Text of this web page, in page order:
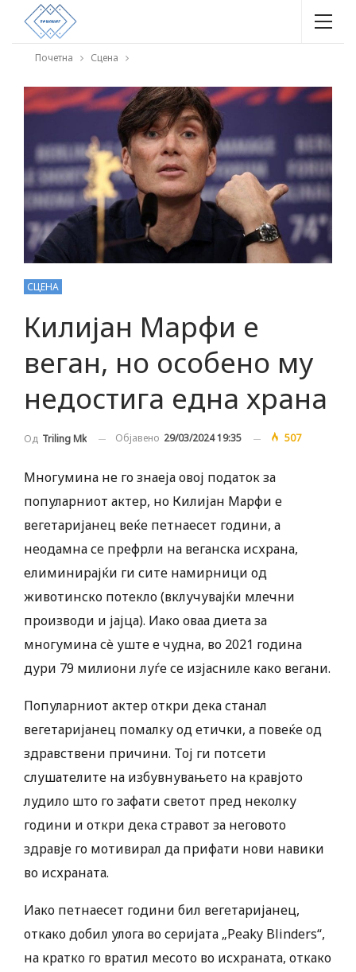
Почетна Сцена
СЦЕНА
Килијан Марфи е
веган, но особено му
недостига една храна
Од Triling Mk Објавено 29/03/2024 19:35 507
Многумина не го знаеја овој податок за
популарниот актер, но Килијан Марфи е
вегетаријанец веќе петнаесет години, а
неодамна се префрли на веганска исхрана,
елиминирајќи ги сите намирници од
животинско потекло (вклучувајќи млечни
производи и јајца). Иако оваа диета за
многумина сè уште е чудна, во 2021 година
дури 79 милиони луѓе се изјасниле како вегани.
Популарниот актер откри дека станал
вегетаријанец помалку од етички, а повеќе од
здравствени причини. Тој ги потсети
слушателите на избувнувањето на кравјото
лудило што го зафати светот пред неколку
години и откри дека стравот за неговото
здравје го мотивирал да прифати нови навики
во исхраната.
Иако петнаесет години бил вегетаријанец,
откако добил улога во серијата „Peaky Blinders“,
на кратко го вратил месото во исхраната, откако